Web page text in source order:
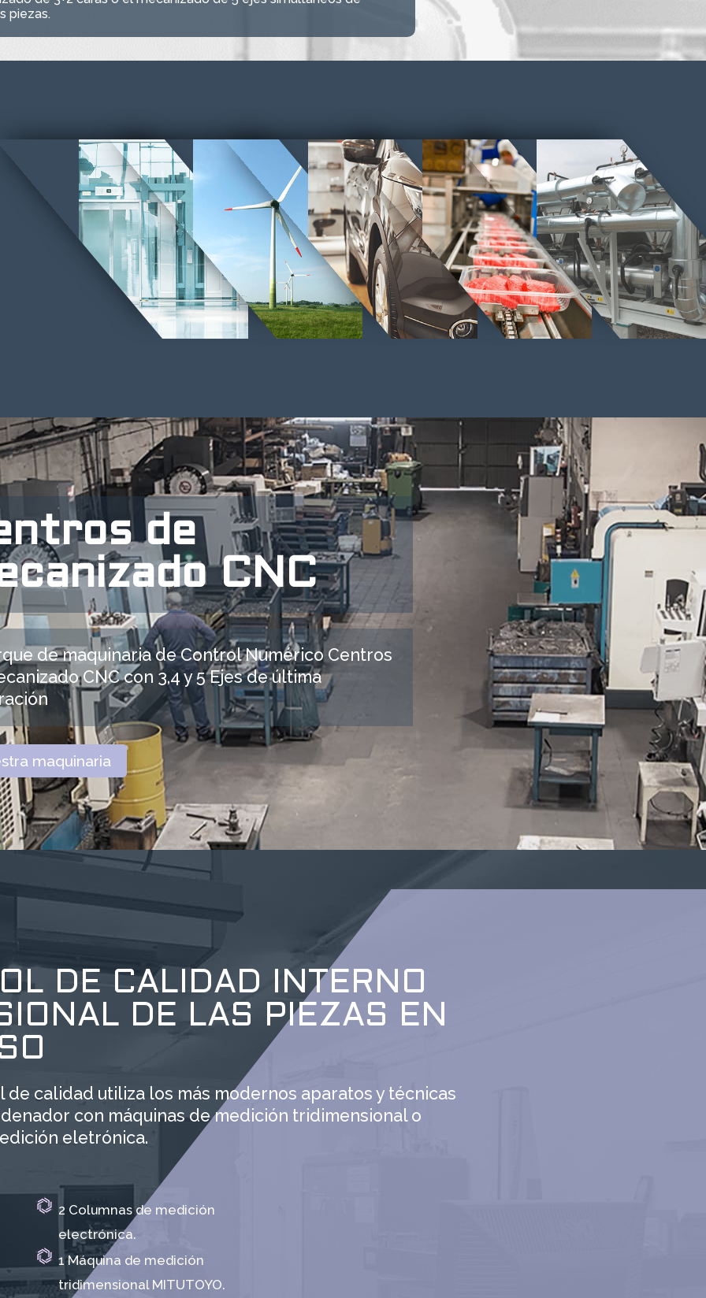
piezas.
de
CNC
de maquinaria de Control Numérico Centros
CNC con 3,4 y 5 Ejes de última
maquinaria
DE CALIDAD INTERNO
DE LAS PIEZAS EN
calidad utiliza los más modernos aparatos y técnicas
con máquinas de medición tridimensional o
eletrónica.
2 Columnas de medición
electrónica.
1 Máquina de medición
tridimensional MITUTOYO.